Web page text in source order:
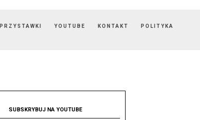
PRZYSTAWKI YOUTUBE KONTAKT
POLITYKA
SUBSKRYBUJ NA YOUTUBE